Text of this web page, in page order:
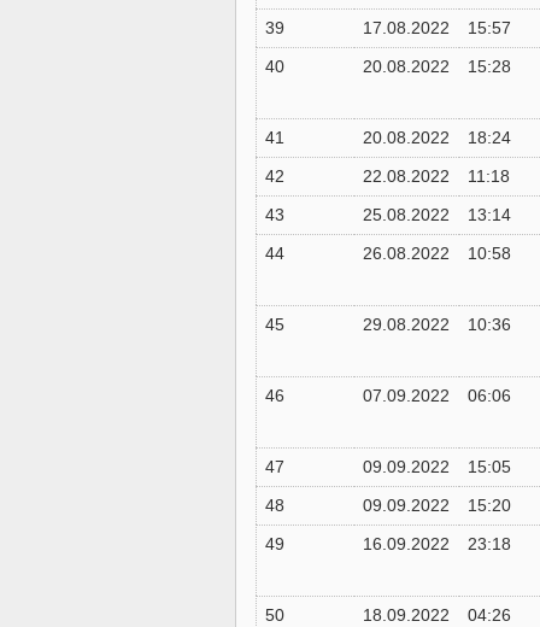
39
17.08.2022
15:57
40
20.08.2022 15:28
41 20.08.2022
18:24
42
22.08.2022
11:18
43
25.08.2022
13:14
44
26.08.2022 10:58
45 29.08.2022 10:36
46 07.09.2022 06:06
47 09.09.2022
15:05
48
09.09.2022
15:20
49
16.09.2022 23:18
50 18.09.2022 04:26